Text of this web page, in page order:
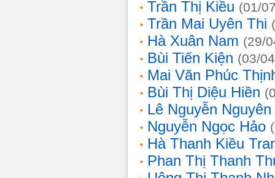
Trần Thị Kiều (01/
Trần Mai Uyên Thi
Hà Xuân Nam (29/
Bùi Tiến Kiện (03/
Mai Văn Phúc
Bùi Thị Diệu Hiền
Lê Nguyễn
Nguyễn Ngọc Hảo
Hà Thanh Kiều
Phan Thị Thanh